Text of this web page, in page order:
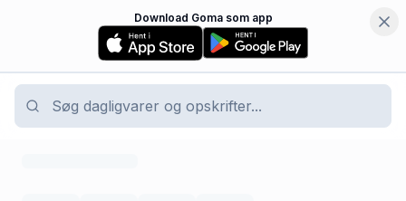
Download Goma som app